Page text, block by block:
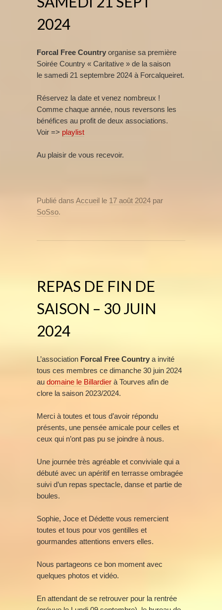
2024
Forcal Free Country organise sa première
Soirée Country « Caritative » de la saison
le samedi 21 septembre 2024 à Forcalqueiret.
Réservez la date et venez nombreux !
Comme chaque année, nous reversons les
bénéfices au profit de deux associations.
Voir => playlist
Au plaisir de vous recevoir.
Publié dans Accueil le 17 août 2024 par
SoSso.
REPAS DE FIN DE
SAISON – 30 JUIN
2024
L’association Forcal Free Country a invité
tous ces membres ce dimanche 30 juin 2024
au domaine le Billardier à Tourves afin de
clore la saison 2023/2024.
Merci à toutes et tous d’avoir répondu
présents, une pensée amicale pour celles et
ceux qui n’ont pas pu se joindre à nous.
Une journée très agréable et conviviale qui a
débuté avec un apéritif en terrasse ombragée
suivi d’un repas spectacle, danse et partie de
boules.
Sophie, Joce et Dédette vous remercient
toutes et tous pour vos gentilles et
gourmandes attentions envers elles.
Nous partageons ce bon moment avec
quelques photos et vidéo.
En attendant de se retrouver pour la rentrée